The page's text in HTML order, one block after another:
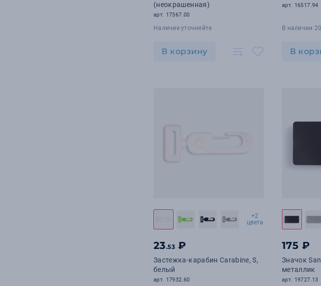
(неокрашенная)
арт. 17367.00
Наличие уточняйте
В корзину
арт. 16517.94
В наличии
В
+2
цвета
23.53 ₽
Застежка-карабин Carabine, S,
белый
арт. 17932.60
175 ₽
Значок
металлик
арт. 19727.13